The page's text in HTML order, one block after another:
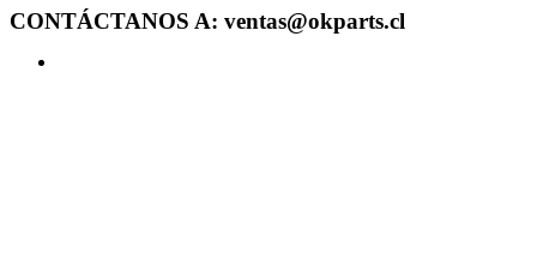
CONTÁCTANOS A: ventas@okparts.cl